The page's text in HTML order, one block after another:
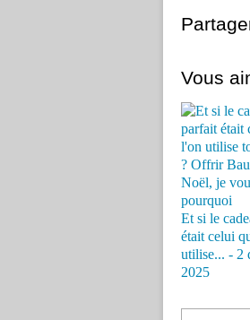
Vous
Et si le
était celui
utilise... - 2
2025